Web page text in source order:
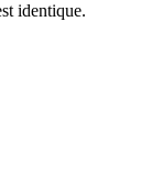
identique.